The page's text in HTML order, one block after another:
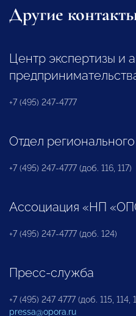
Другие
Центр экспертизы и
+7 (495) 247-4777
Отдел
+7 (495) 247-4777 (доб. 116, 117)
Ассоциация «НП
+7 (495) 247-4777 (доб. 124)
Пресс-служба
+7 (495) 247 4777 (доб. 115, 114,
pressa@opora.ru